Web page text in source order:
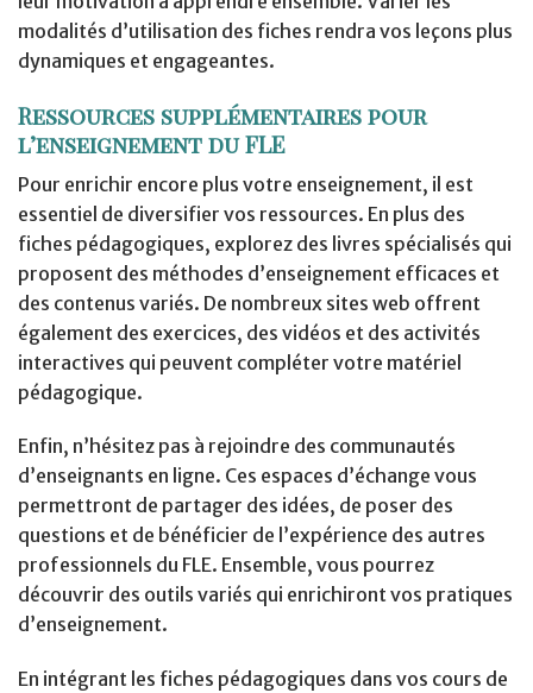
modalités d’utilisation des fiches rendra vos leçons plus
dynamiques et engageantes.
Ressources supplémentaires pour
l’enseignement du FLE
Pour enrichir encore plus votre enseignement, il est
essentiel de diversifier vos ressources. En plus des
fiches pédagogiques, explorez des livres spécialisés qui
proposent des méthodes d’enseignement efficaces et
des contenus variés. De nombreux sites web offrent
également des exercices, des vidéos et des activités
interactives qui peuvent compléter votre matériel
pédagogique.
Enfin, n’hésitez pas à rejoindre des communautés
d’enseignants en ligne. Ces espaces d’échange vous
permettront de partager des idées, de poser des
questions et de bénéficier de l’expérience des autres
professionnels du FLE. Ensemble, vous pourrez
découvrir des outils variés qui enrichiront vos pratiques
d’enseignement.
En intégrant les fiches pédagogiques dans vos cours de